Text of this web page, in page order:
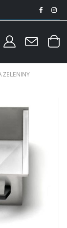
ZELENINY